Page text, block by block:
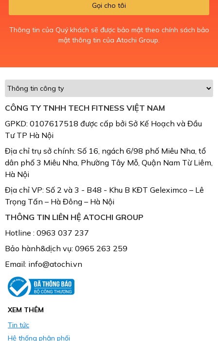
Gọi cho tôi
Thông tin của Quý khách sẽ được bảo mật theo chính sách bảo
mật thông tin của Atochi Group.
CÔNG TY TNHH TECH FITNESS VIỆT NAM
GPKD: 0107617518 được cấp bởi Sở Kế Hoạch và Đầu
Tư TP Hà Nội
Địa chỉ trụ sở chính: Số 16, ngách 6/98 phố Miêu Nha, tổ
dân phố 3 Miêu Nha, Phường Tây Mỗ, Quận Nam Từ Liêm,
Hà Nội
Địa chỉ VP: Số 2 và 3 - B48 - Khu B KĐT Geleximco – Lê
Trọng Tấn – Hà Đông – Hà Nội
THÔNG TIN LIÊN HỆ ATOCHI GROUP
Hotline : 0963 037 237
Bảo hành&dịch vụ: 0965 263 259
Email: info@atochi.vn
XEM THÊM
Tin tức
Hệ thống phân phối